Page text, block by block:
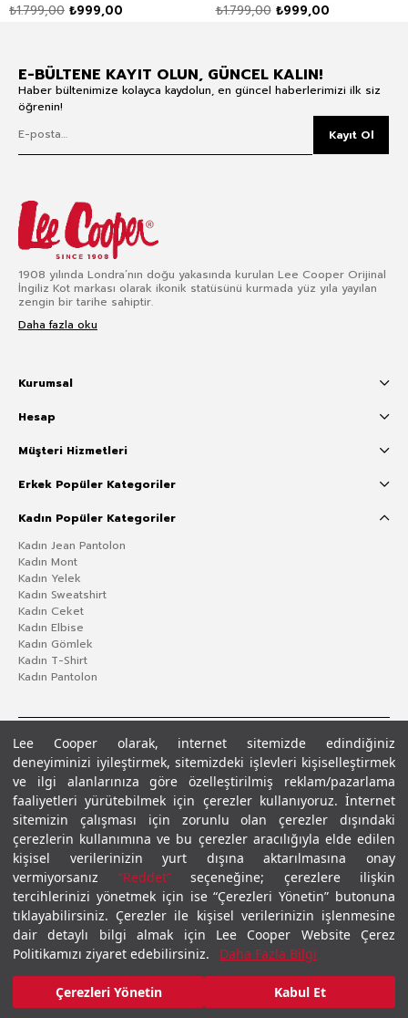
Lee Cooper olarak, internet sitemizde edindiğiniz
deneyiminizi iyileştirmek, sitemizdeki işlevleri kişiselleştirmek
ve ilgi alanlarınıza göre özelleştirilmiş reklam/pazarlama
faaliyetleri yürütebilmek için çerezler kullanıyoruz. İnternet
sitemizin çalışması için zorunlu olan çerezler dışındaki
çerezlerin kullanımına ve bu çerezler aracılığıyla elde edilen
kişisel verilerinizin yurt dışına aktarılmasına onay
vermiyorsanız “Reddet”seçeneğine; çerezlere ilişkin
tercihlerinizi yönetmek için ise “Çerezleri Yönetin” butonuna
tıklayabilirsiniz. Çerezler ile kişisel verilerinizin işlenmesine
dair detaylı bilgi almak için Lee Cooper Website Çerez
Politikamızı ziyaret edebilirsiniz.
Daha Fazla Bilgi
Çerezleri Yönetin Kabul Et
Mavi
₺999,00
₺1.799,00 ₺999,00
₺1.799,00
E-BÜLTENE KAYIT OLUN, GÜNCEL KALIN!
Haber bültenimize kolayca kaydolun, en güncel haberlerimizi ilk siz
öğrenin!
Kayıt Ol
1908 yılında Londra’nın doğu yakasında kurulan Lee Cooper Orijinal
İngiliz Kot markası olarak ikonik statüsünü kurmada yüz yıla yayılan
zengin bir tarihe sahiptir.
Daha fazla oku
Kurumsal
Hesap
Müşteri Hizmetleri
Erkek Popüler Kategoriler
Kadın Popüler Kategoriler
Kadın Jean Pantolon
Kadın Mont
Kadın Yelek
Kadın Sweatshirt
Kadın Ceket
Kadın Elbise
Kadın Gömlek
Kadın T-Shirt
Kadın Pantolon
Gizlilik PolitikasıÇerez Politikası KVKK Aydınlatma MetniŞartlar ve Koşullar
© 2026 Leecooper - Tüm Hakları Saklıdır.